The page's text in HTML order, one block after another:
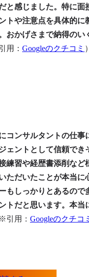
と感じました。特に面
トや注意点を具体的に
おかげさまで納得のい
用： Googleのクチコミ
コンサルタントの仕事
ェントとして信頼でき
練習や経歴書添削など
ただいたことが本当に
もしっかりとあるので
トだと思います。本当
引用： Googleのクチコ